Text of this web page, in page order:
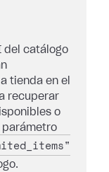
del catálogo
tienda en el
recuperar
o
parámetro